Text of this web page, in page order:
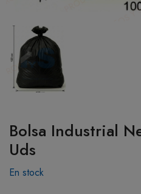
Bolsa Industrial
Uds
En stock